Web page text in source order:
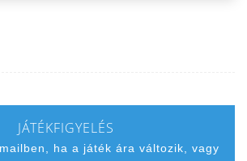
JÁTÉKFIGYELÉS
ha a játék ára változik, vagy